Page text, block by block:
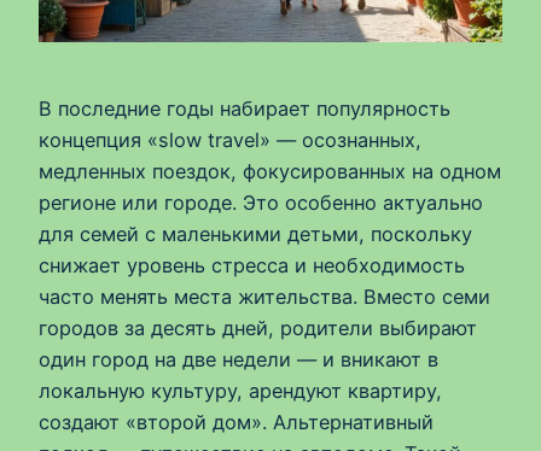
В последние годы набирает популярность
концепция «slow travel» — осознанных,
медленных поездок, фокусированных на одном
регионе или городе. Это особенно актуально
для семей с маленькими детьми, поскольку
снижает уровень стресса и необходимость
часто менять места жительства. Вместо семи
городов за десять дней, родители выбирают
один город на две недели — и вникают в
локальную культуру, арендуют квартиру,
создают «второй дом». Альтернативный